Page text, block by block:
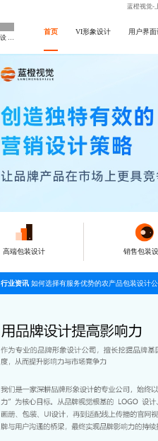
蓝橙视觉-
懂消费者的包装设计
首页 VI形象设计 用户界面
高端包装设计 销售包装
行业资讯 如何选择有服务优势的农产品包装设计